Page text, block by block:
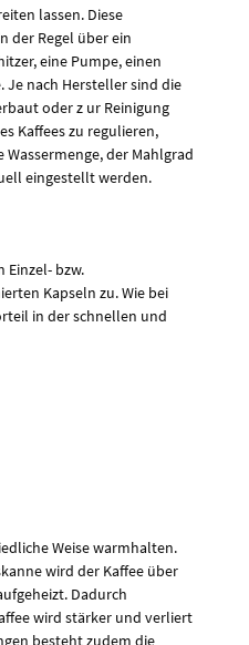
lassen. Diese
der Regel über ein
eine Pumpe, einen
Je nach Hersteller sind die
oder z ur Reinigung
Kaffees zu regulieren,
der Mahlgrad
eingestellt werden.
Einzel- bzw.
Kapseln zu. Wie bei
in der schnellen und
Weise warmhalten.
wird der Kaffee über
Dadurch
wird stärker und verliert
besteht zudem die